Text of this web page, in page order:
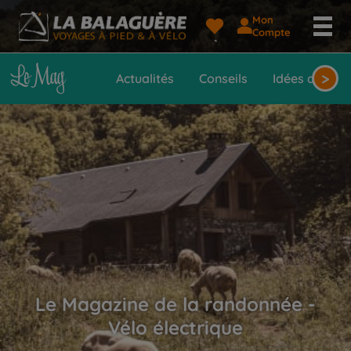
Mon
Compte
Actualités Conseils Idées de>
Le Magazine de la randonnée -
Vélo électrique